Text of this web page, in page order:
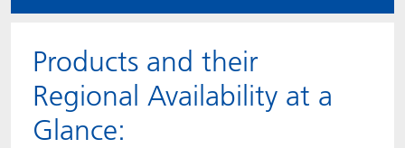
Products and their
Regional Availability at a
Glance: